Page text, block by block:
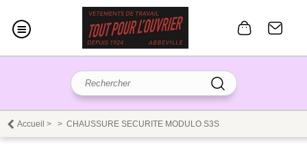
Accueil > > CHAUSSURE SECURITE MODULO S3S